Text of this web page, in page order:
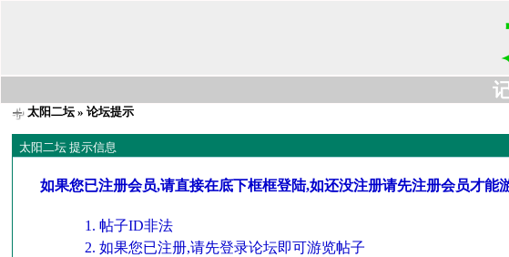
太阳二坛» 论坛提示
太阳二坛 提示信息
如果您已注册会员,请直接在底下框框登陆,如还没注册请先注册会员才能
帖子ID非法
如果您已注册,请先登录论坛即可游览帖子